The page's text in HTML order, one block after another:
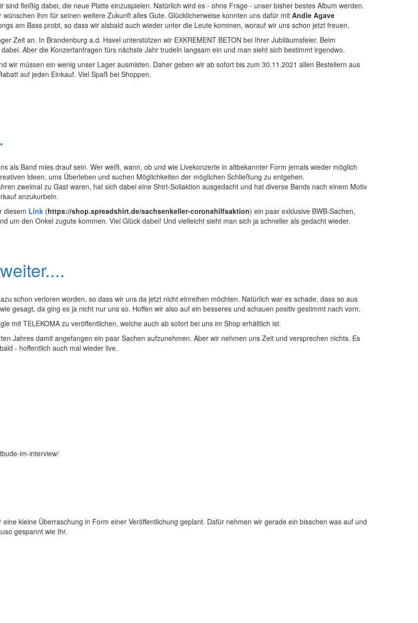
sind fleißig dabei, die neue Platte einzuspielen. Natürlich wird es - ohne Frage - unser bisher bestes Album werden.
ihm für seinen weitere Zukunft alles Gute. Glücklicherweise konnten uns dafür mit Andie Agave
am Bass probt, so dass wir alsbald auch wieder unter die Leute kommen, worauf wir uns schon jetzt freuen.
Zeit an. In Brandenburg a.d. Havel unterstützen wir EXKREMENT BETON bei Ihrer Jubiläumsfeier. Beim
Aber die Konzertanfragen fürs nächste Jahr trudeln langsam ein und man sieht sich bestimmt irgendwo.
wir müssen ein wenig unser Lager ausmisten. Daher geben wir ab sofort bis zum 30.11.2021 allen Bestellern aus
auf jeden Einkauf. Viel Spaß bei Shoppen.
als Band mies drauf sein. Wer weiß, wann, ob und wie Livekonzerte in altbekannter Form jemals wieder möglich
Ideen, ums Überleben und suchen Möglichkeiten der möglichen Schließung zu entgehen.
zweimal zu Gast waren, hat sich dabei eine Shirt-Soliaktion ausgedacht und hat diverse Bands nach einem Motiv
anzukurbeln.
diesem Link (https://shop.spreadshirt.de/sachsenkeller-coronahilfsaktion) ein paar exklusive BWB-Sachen,
um den Onkel zugute kommen. Viel Glück dabei! Und vielleicht sieht man sich ja schneller als gedacht wieder.
schon verloren worden, so dass wir uns da jetzt nicht einreihen möchten. Natürlich war es schade, dass so aus
gesagt, da ging es ja nicht nur uns so. Hoffen wir also auf ein besseres und schauen positiv gestimmt nach vorn.
mit TELEKOMA zu veröffentlichen, welche auch ab sofort bei uns im Shop erhältlich ist.
Jahres damit angefangen ein paar Sachen aufzunehmen. Aber wir nehmen uns Zeit und versprechen nichts. Es
- hoffentlich auch mal wieder live.
im-interview/
kleine Überraschung in Form einer Veröffentlichung geplant. Dafür nehmen wir gerade ein bisschen was auf und
gespannt wie Ihr.